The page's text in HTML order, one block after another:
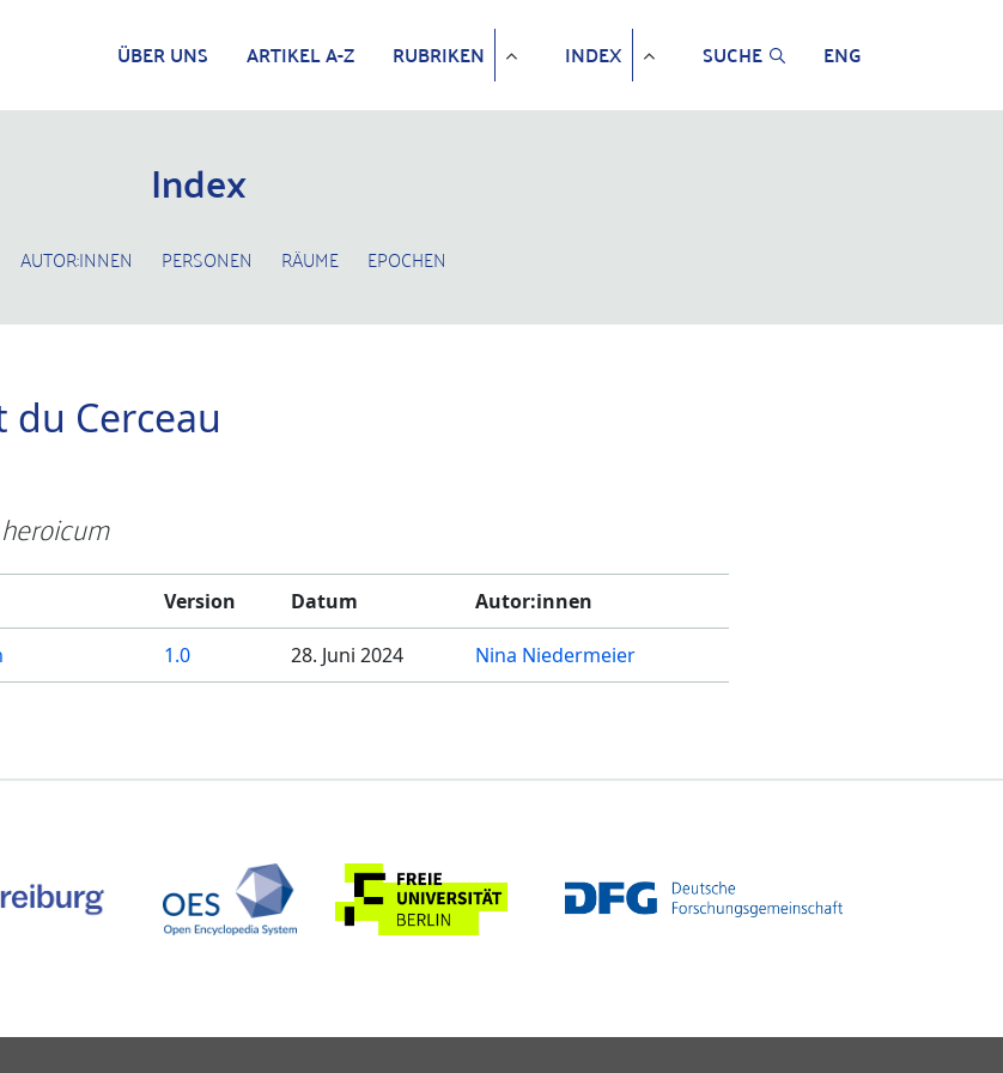
ÜBER UNS ARTIKEL A-Z RUBRIKEN INDEX SUCHE ENG
Index
AUTOR:INNEN PERSONEN RÄUME EPOCHEN
du Cerceau
Version Datum Autor:innen
1.0 28. Juni 2024 Nina Niedermeier